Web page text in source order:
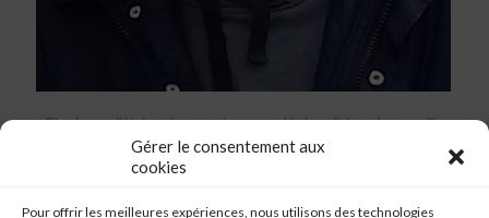
Gérer le consentement aux
cookies
Pour offrir les meilleures expériences, nous utilisons des technologies
« Plus jeune, j’étais animateur jeunesse. Un jour j’ai voulu travailler
rapidement, proche de chez moi. Je me suis tourné vers de
l’emploi saisonnier viticole. Je suis entré chez BANTON Lauret